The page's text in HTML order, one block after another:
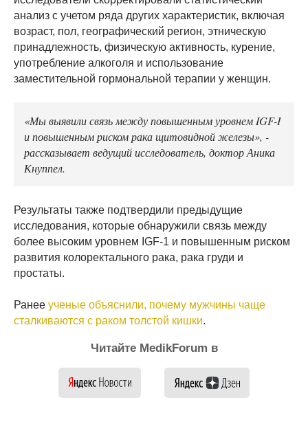
анализ с учетом ряда других характеристик, включая
возраст, пол, географический регион, этническую
принадлежность, физическую активность, курение,
употребление алкоголя и использование
заместительной гормональной терапии у женщин.
«Мы выявили связь между повышенным уровнем IGF-I
и повышенным риском рака щитовидной железы», -
рассказывает ведущий исследователь, доктор Аника
Кнуппел.
Результаты также подтвердили предыдущие
исследования, которые обнаружили связь между
более высоким уровнем IGF-1 и повышенным риском
развития колоректального рака, рака груди и
простаты.
Ранее ученые объяснили, почему мужчины чаще
сталкиваются с раком толстой кишки.
Читайте MedikForum в